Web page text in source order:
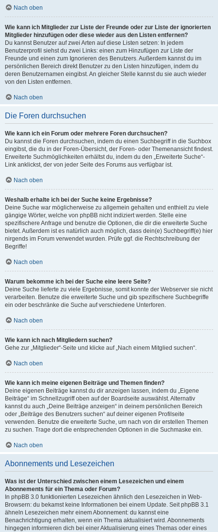
Nach oben
Wie kann ich Mitglieder zur Liste der Freunde oder zur Liste der ignorierten
Mitglieder hinzufügen oder diese wieder aus den Listen entfernen?
Du kannst Benutzer auf zwei Arten auf diese Listen setzen: In jedem
Benutzerprofil siehst du zwei Links: einen zum Hinzufügen zur Liste der
Freunde und einen zum Ignorieren des Benutzers. Außerdem kannst du im
persönlichen Bereich direkt Benutzer zu den Listen hinzufügen, indem du
deren Benutzernamen eingibst. An gleicher Stelle kannst du sie auch wieder
von den Listen entfernen.
Nach oben
Die Foren durchsuchen
Wie kann ich ein Forum oder mehrere Foren durchsuchen?
Du kannst die Foren durchsuchen, indem du einen Suchbegriff in die Suchbox
eingibst, die du in der Foren-Übersicht, der Foren- oder Themenansicht findest.
Erweiterte Suchmöglichkeiten erhältst du, indem du den „Erweiterte Suche“-
Link anklickst, der von jeder Seite des Forums aus verfügbar ist.
Nach oben
Weshalb erhalte ich bei der Suche keine Ergebnisse?
Deine Suche war möglicherweise zu allgemein gehalten und enthielt zu viele
gängige Wörter, welche von phpBB nicht indiziert werden. Stelle eine
spezifischere Anfrage und benutze die Optionen, die dir die erweiterte Suche
bietet. Außerdem ist es natürlich auch möglich, dass dein(e) Suchbegriff(e) hier
nirgends im Forum verwendet wurden. Prüfe ggf. die Rechtschreibung der
Begriffe!
Nach oben
Warum bekomme ich bei der Suche eine leere Seite?
Deine Suche lieferte zu viele Ergebnisse, somit konnte der Webserver sie nicht
verarbeiten. Benutze die erweiterte Suche und gib spezifischere Suchbegriffe
ein oder beschränke die Suche auf verschiedene Unterforen.
Nach oben
Wie kann ich nach Mitgliedern suchen?
Gehe zur „Mitglieder“-Seite und klicke auf „Nach einem Mitglied suchen“.
Nach oben
Wie kann ich meine eigenen Beiträge und Themen finden?
Deine eigenen Beiträge kannst du dir anzeigen lassen, indem du „Eigene
Beiträge“ im Schnellzugriff oben auf der Boardseite auswählst. Alternativ
kannst du auch „Deine Beiträge anzeigen“ in deinem persönlichen Bereich
oder „Beiträge des Benutzers suchen“ auf deiner eigenen Profilseite
verwenden. Benutze die erweiterte Suche, um nach von dir erstellen Themen
zu suchen. Trage dort die entsprechenden Optionen in die Suchmaske ein.
Nach oben
Abonnements und Lesezeichen
Was ist der Unterschied zwischen einem Lesezeichen und einem
Abonnements für ein Thema oder Forum?
In phpBB 3.0 funktionierten Lesezeichen ähnlich den Lesezeichen in Web-
Browsern: du bekamst keine Informationen bei einem Update. Seit phpBB 3.1
ähneln Lesezeichen mehr einem Abonnement: du kannst eine
Benachrichtigung erhalten, wenn ein Thema aktualisiert wird. Abonnements
hingegen informieren dich bei einer Aktualisierung eines Themas oder eines